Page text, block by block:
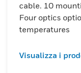
cable. 10
Four optics
temperatures
Visualizza i